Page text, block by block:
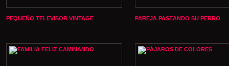
PEQUEÑO TELEVISOR VINTAGE PAREJA PASEANDO SU PERRO